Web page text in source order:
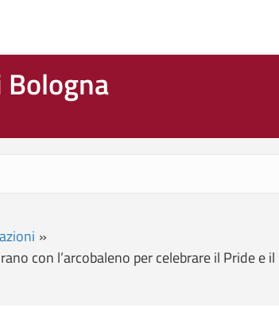
»
con l’arcobaleno per celebrare il Pride e